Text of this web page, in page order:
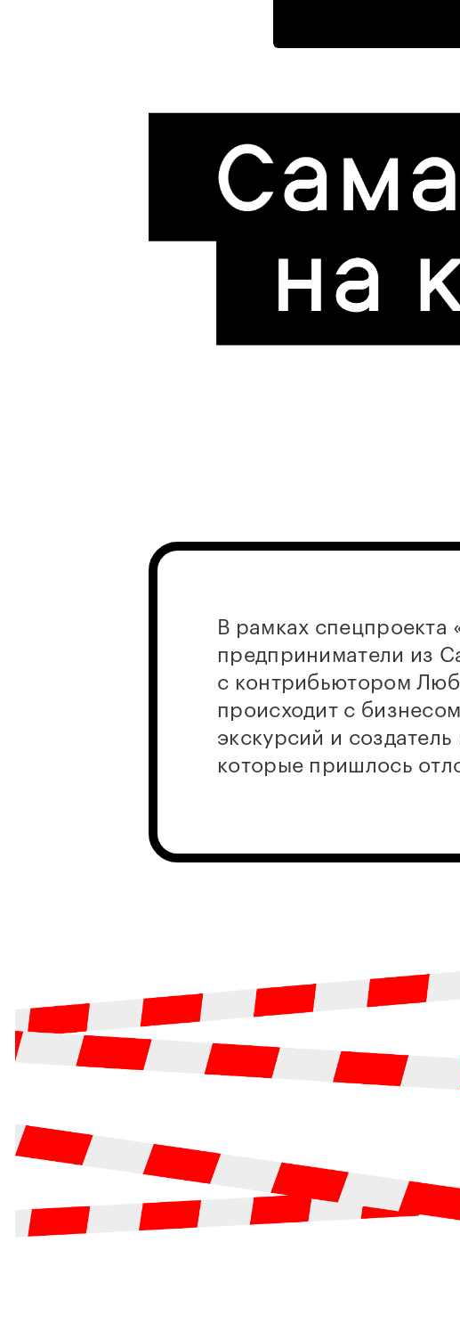
В рамках спецпроекта
предприниматели из
с контрибьютором
происходит с
экскурсий и
которые пришлось